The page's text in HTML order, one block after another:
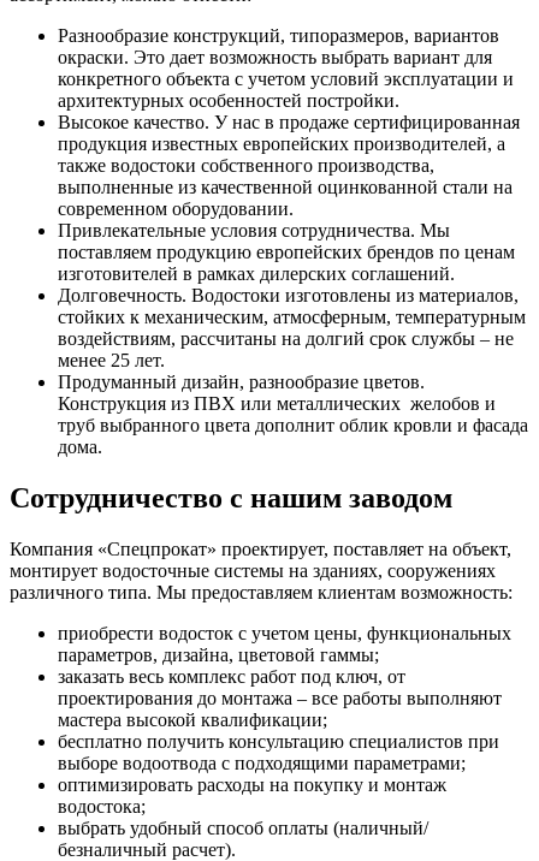
Разнообразие конструкций, типоразмеров, вариантов
окраски. Это дает возможность выбрать вариант для
конкретного объекта с учетом условий эксплуатации и
архитектурных особенностей постройки.
Высокое качество. У нас в продаже сертифицированная
продукция известных европейских производителей, а
также водостоки собственного производства,
выполненные из качественной оцинкованной стали на
современном оборудовании.
Привлекательные условия сотрудничества. Мы
поставляем продукцию европейских брендов по ценам
изготовителей в рамках дилерских соглашений.
Долговечность. Водостоки изготовлены из материалов,
стойких к механическим, атмосферным, температурным
воздействиям, рассчитаны на долгий срок службы – не
менее 25 лет.
Продуманный дизайн, разнообразие цветов.
Конструкция из ПВХ или металлических желобов и
труб выбранного цвета дополнит облик кровли и фасада
дома.
Сотрудничество с нашим заводом
Компания «Спецпрокат» проектирует, поставляет на объект,
монтирует водосточные системы на зданиях, сооружениях
различного типа. Мы предоставляем клиентам возможность:
приобрести водосток с учетом цены, функциональных
параметров, дизайна, цветовой гаммы;
заказать весь комплекс работ под ключ, от
проектирования до монтажа – все работы выполняют
мастера высокой квалификации;
бесплатно получить консультацию специалистов при
выборе водоотвода с подходящими параметрами;
оптимизировать расходы на покупку и монтаж
водостока;
выбрать удобный способ оплаты (наличный/
безналичный расчет).